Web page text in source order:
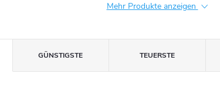
Mehr Produkte anzeigen
GÜNSTIGSTE TEUERSTE